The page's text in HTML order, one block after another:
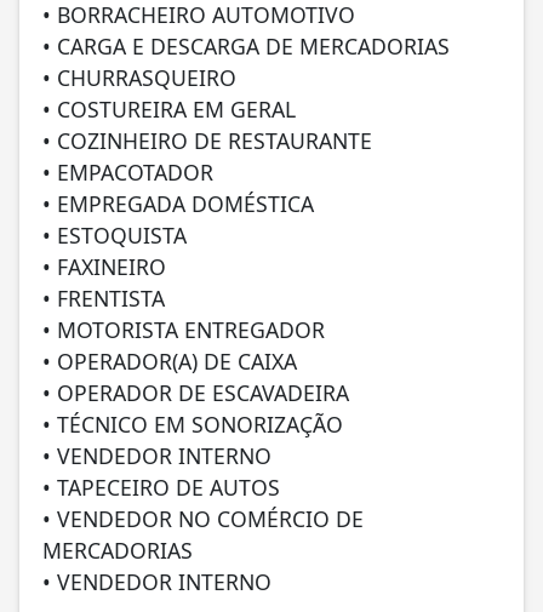
• BORRACHEIRO AUTOMOTIVO
• CARGA E DESCARGA DE MERCADORIAS
• CHURRASQUEIRO
• COSTUREIRA EM GERAL
• COZINHEIRO DE RESTAURANTE
• EMPACOTADOR
• EMPREGADA DOMÉSTICA
• ESTOQUISTA
• FAXINEIRO
• FRENTISTA
• MOTORISTA ENTREGADOR
• OPERADOR(A) DE CAIXA
• OPERADOR DE ESCAVADEIRA
• TÉCNICO EM SONORIZAÇÃO
• VENDEDOR INTERNO
• TAPECEIRO DE AUTOS
• VENDEDOR NO COMÉRCIO DE
MERCADORIAS
• VENDEDOR INTERNO